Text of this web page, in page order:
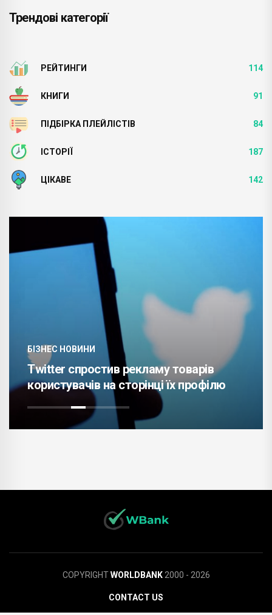
Трендові категорії
РЕЙТИНГИ 114
КНИГИ 91
ПІДБІРКА ПЛЕЙЛІСТІВ 84
ІСТОРІЇ 187
ЦІКАВЕ 142
БІЗНЕС НОВИНИ
Twitter спростив рекламу товарів
користувачів на сторінці їх профілю
COPYRIGHTWORLDBANK2000 - 2026
CONTACT US